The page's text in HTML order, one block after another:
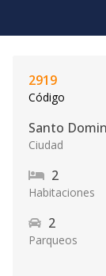
2919
Código
Santo
Ciudad
2
Habitaciones
2
Parqueos